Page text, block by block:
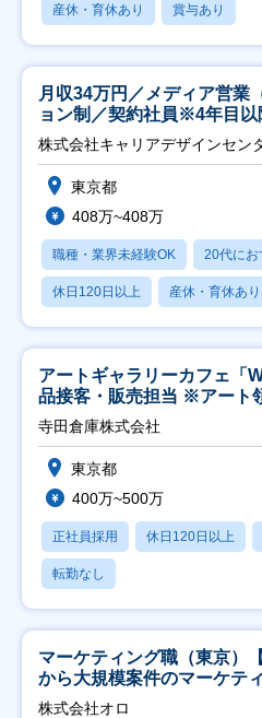
産休・育休あり 賞与あり
月収34万円／メディア営
ョン制／契約社員※4年目以
株式会社キャリアデザインセン
東京都
408万~408万
職種・業界未経験OK 20代にお
休日120日以上 産休・育休あり
アートギャラリーカフェ「
品接客・販売担当 ※アート
寺田倉庫株式会社
東京都
400万~500万
正社員採用 休日120日以上
転勤なし
マーケティング職（東京）
から大規模案件のマーケテ
修充実】
株式会社オロ